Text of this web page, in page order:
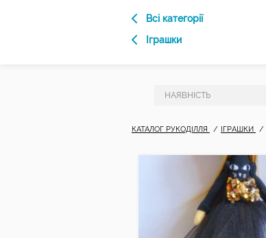
Всі категорії
Іграшки
КАТАЛОГ РУКОДІЛЛЯ ІГРАШКИ